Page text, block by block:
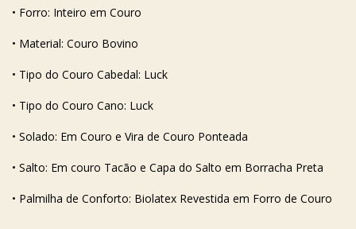
• Forro: Inteiro em Couro
• Material: Couro Bovino
• Tipo do Couro Cabedal: Luck
• Tipo do Couro Cano: Luck
• Solado: Em Couro e Vira de Couro Ponteada
• Salto: Em couro Tacão e Capa do Salto em Borracha Preta
• Palmilha de Conforto: Biolatex Revestida em Forro de Couro